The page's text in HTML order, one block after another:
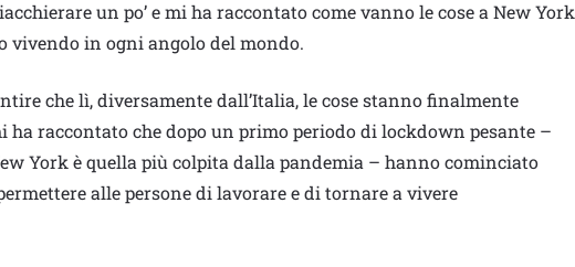
un po’ e mi ha raccontato come vanno le cose a New York
vivendo in ogni angolo del mondo.
che lì, diversamente dall’Italia, le cose stanno finalmente
raccontato che dopo un primo periodo di lockdown pesante –
York è quella più colpita dalla pandemia – hanno cominciato
alle persone di lavorare e di tornare a vivere